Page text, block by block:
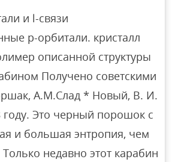
и l-связи
p-орбитали. кристалл
описанной структуры
Получено советскими
А.М.Слад * Новый, В. И.
году. Это черный порошок с
и большая энтропия, чем
недавно этот карабин